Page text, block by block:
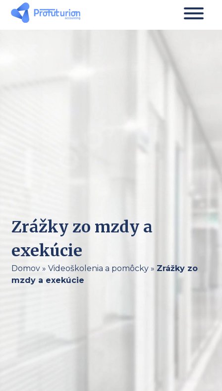
Zrážky zo mzdy a
exekúcie
Domov» Videoškolenia a pomôcky» Zrážky zo
mzdy a exekúcie